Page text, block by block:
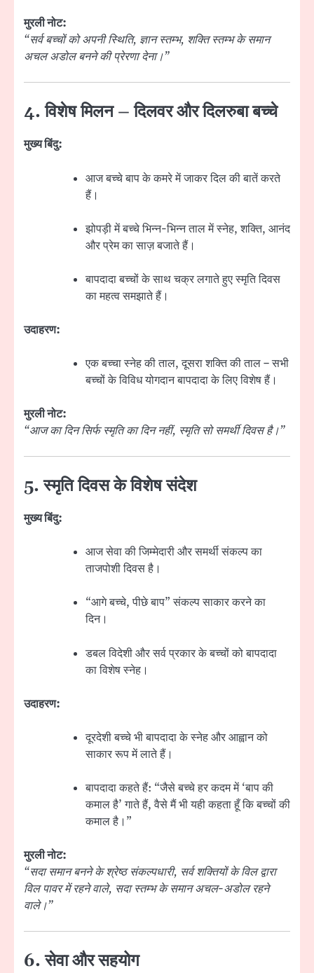
मुरली नोट:
“सर्व बच्चों को अपनी स्थिति, ज्ञान स्तम्भ, शक्ति स्तम्भ के समान
अचल अडोल बनने की प्रेरणा देना।”
4. विशेष मिलन – दिलवर और दिलरुबा बच्चे
मुख्य बिंदु:
आज बच्चे बाप के कमरे में जाकर दिल की बातें करते
हैं।
झोपड़ी में बच्चे भिन्न-भिन्न ताल में स्नेह, शक्ति, आनंद
और प्रेम का साज़ बजाते हैं।
बापदादा बच्चों के साथ चक्र लगाते हुए स्मृति दिवस
का महत्व समझाते हैं।
उदाहरण:
एक बच्चा स्नेह की ताल, दूसरा शक्ति की ताल – सभी
बच्चों के विविध योगदान बापदादा के लिए विशेष हैं।
मुरली नोट:
“आज का दिन सिर्फ स्मृति का दिन नहीं, स्मृति सो समर्थी दिवस है।”
5. स्मृति दिवस के विशेष संदेश
मुख्य बिंदु:
आज सेवा की जिम्मेदारी और समर्थी संकल्प का
ताजपोशी दिवस है।
“आगे बच्चे, पीछे बाप” संकल्प साकार करने का
दिन।
डबल विदेशी और सर्व प्रकार के बच्चों को बापदादा
का विशेष स्नेह।
उदाहरण:
दूरदेशी बच्चे भी बापदादा के स्नेह और आह्वान को
साकार रूप में लाते हैं।
बापदादा कहते हैं: “जैसे बच्चे हर कदम में ‘बाप की
कमाल है’ गाते हैं, वैसे मैं भी यही कहता हूँ कि बच्चों की
कमाल है।”
मुरली नोट:
“सदा समान बनने के श्रेष्ठ संकल्पधारी, सर्व शक्तियों के विल द्वारा
विल पावर में रहने वाले, सदा स्तम्भ के समान अचल-अडोल रहने
वाले।”
6. सेवा और सहयोग